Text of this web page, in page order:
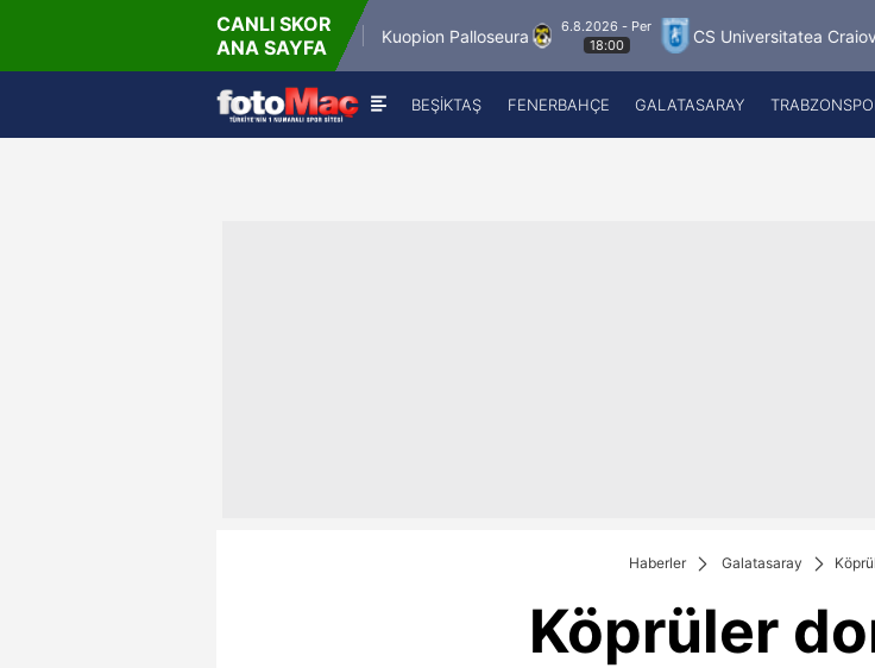
CANLI SKOR
ANA SAYFA
Winner Match 12 Kuopion Palloseura
6.8.2026 - Per
18:00
CS Universitatea Craiova 1948
BEŞİKTAŞ FENERBAHÇE GALATASARAY
Haberler Galatasaray
Köprüler